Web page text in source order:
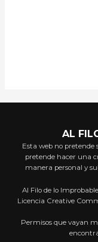
AL
Esta web no
pretende hacer una
manera personal y
Al Filo de lo
Licencia Creative
Permisos que vayan